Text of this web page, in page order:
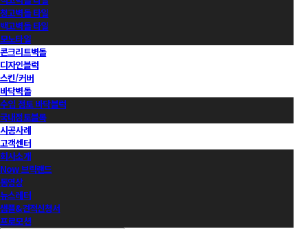
청고벽돌 타일
백고벽돌 타일
모노타일
콘크리트벽돌
디자인블럭
스킨/커버
바닥벽돌
수입 점토 바닥블럭
국내점토블록
시공사례
고객센터
회사소개
Now 브릭랜드
동영상
뉴스레터
샘플&견적신청서
프로모션